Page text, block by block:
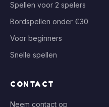
Spellen voor 2 spelers
Bordspellen onder €30
Voor beginners
Snelle spellen
CONTACT
Neem contact op